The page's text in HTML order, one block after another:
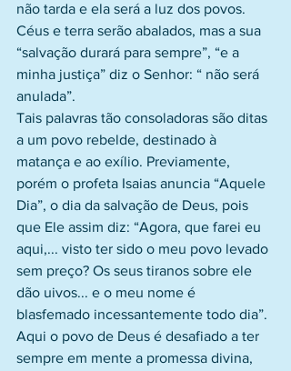
não tarda e ela será a luz dos povos.
Céus e terra serão abalados, mas a sua
“salvação durará para sempre”, “e a
minha justiça” diz o Senhor: “ não será
anulada”.
Tais palavras tão consoladoras são ditas
a um povo rebelde, destinado à
matança e ao exílio. Previamente,
porém o profeta Isaias anuncia “Aquele
Dia”, o dia da salvação de Deus, pois
que Ele assim diz: “Agora, que farei eu
aqui,... visto ter sido o meu povo levado
sem preço? Os seus tiranos sobre ele
dão uivos... e o meu nome é
blasfemado incessantemente todo dia”.
Aqui o povo de Deus é desafiado a ter
sempre em mente a promessa divina,